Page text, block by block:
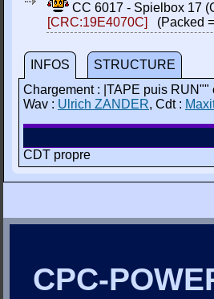
CC 6017 - Spielbox 17
[CRC:19E4070C]
(Packed
INFOS
STRUCTURE
Chargement : |TAPE puis
Wav : Ulrich ZANDER, Cdt :
CDT propre
CPC-